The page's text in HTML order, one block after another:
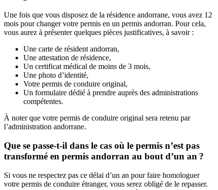
Une fois que vous disposez de la résidence andorrane, vous avez 12
mois pour changer votre permis en un permis andorran. Pour cela,
vous aurez à présenter quelques pièces justificatives, à savoir :
Une carte de résident andorran,
Une attestation de résidence,
Un certificat médical de moins de 3 mois,
Une photo d’identité,
Votre permis de conduire original,
Un formulaire dédié à prendre auprès des administrations
compétentes.
À noter que votre permis de conduire original sera retenu par
l’administration andorrane.
Que se passe-t-il dans le cas où le permis n’est pas
transformé en permis andorran au bout d’un an ?
Si vous ne respectez pas ce délai d’un an pour faire homologuer
votre permis de conduire étranger, vous serez obligé de le repasser.